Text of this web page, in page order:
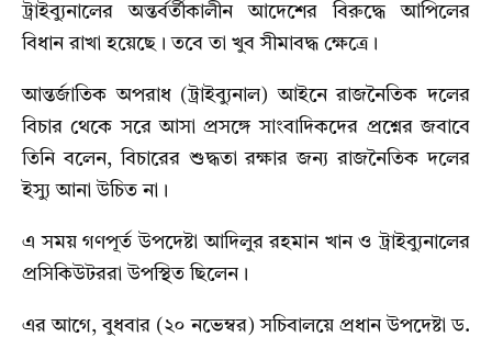
ট্রাইব্যুনালের অন্তর্বর্তীকালীন আদেশের বিরুদ্ধে আপিলের
বিধান রাখা হয়েছে। তবে তা খুব সীমাবদ্ধ ক্ষেত্রে।
আন্তর্জাতিক অপরাধ (ট্রাইব্যুনাল) আইনে রাজনৈতিক দলের
বিচার থেকে সরে আসা প্রসঙ্গে সাংবাদিকদের প্রশ্নের জবাবে
তিনি বলেন, বিচারের শুদ্ধতা রক্ষার জন্য রাজনৈতিক দলের
ইস্যু আনা উচিত না।
এ সময় গণপূর্ত উপদেষ্টা আদিলুর রহমান খান ও ট্রাইব্যুনালের
প্রসিকিউটররা উপস্থিত ছিলেন।
এর আগে, বুধবার (২০ নভেম্বর) সচিবালয়ে প্রধান উপদেষ্টা ড.